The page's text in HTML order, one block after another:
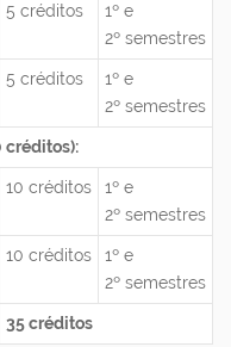
5 créditos
1º e
2º semestres
5 créditos
1º e
2º semestres
créditos):
10 créditos
1º e
2º semestres
10 créditos
1º e
2º semestres
35 créditos